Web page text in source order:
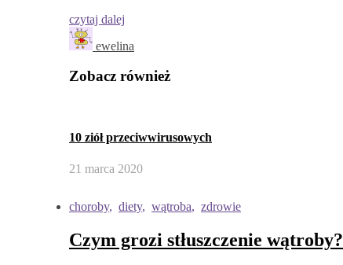
czytaj dalej
ewelina
Zobacz również
10 ziół przeciwwirusowych
21 marca 2020
choroby, diety, wątroba, zdrowie
Czym grozi stłuszczenie wątroby?